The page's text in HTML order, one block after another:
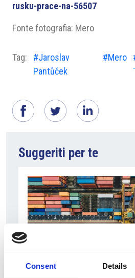
Consent Details
rusku-prace-na-56507
Fonte fotografia: Mero
Tag:
#Jaroslav
Pantůček
#Mero
Suggeriti per te